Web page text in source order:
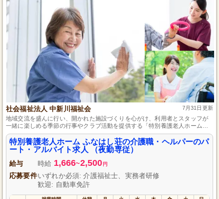
社会福祉法人 中新川福祉会 7月31日更新
地域交流を盛んに行い、開かれた施設づくりを心がけ、利用者とスタッフが
一緒に楽しめる季節の行事やクラブ活動を提供する「特別養護老人ホームふ
なはし荘」では、専門の入浴介助スタッフを募集。未経験者は先輩から指導
を受け、週3日からの柔軟な勤務や育休取得の実績があり、ライフスタイルに
合わせて働けます。
特別養護老人ホーム ふなはし荘の介護職・ヘルパーのパ
ート・アルバイト求人 （夜勤専従）
給与 時給 1,666~2,500 円
応募要件いずれか必須: 介護福祉士、実務者研修
歓迎: 自動車免許